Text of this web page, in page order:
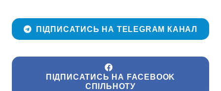
ПІДПИСАТИСЬ НА TELEGRAM КАНАЛ
ПІДПИСАТИСЬ НА FACEBOOK
СПІЛЬНОТУ